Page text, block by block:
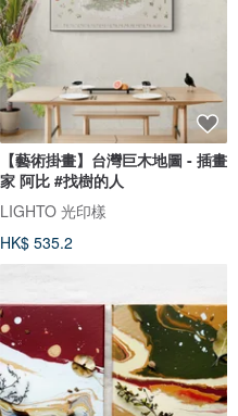
【藝術掛畫】台灣巨木地圖 - 插畫
家 阿比 #找樹的人
LIGHTO 光印樣
HK$ 535.2